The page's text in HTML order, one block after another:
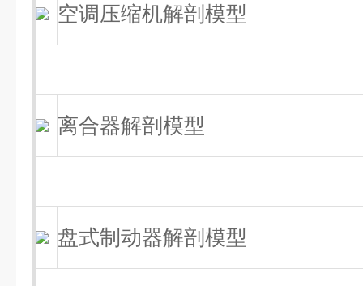
空调压缩机解剖模型
离合器解剖模型
盘式制动器解剖模型